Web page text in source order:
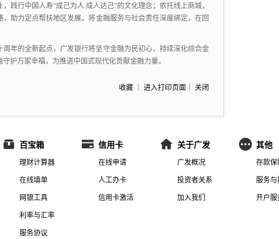
践行中国人寿“成己为人 成人达己”的文化理念； 依托线上商城，
，助力定点帮扶地区发展。将金融服务与社会责任深度绑定， 在回
年的全新起点， 广发银行将坚守金融为民初心， 持续深化综合金
护万家幸福， 为推进中国式现代化贡献金融力量。
收藏 进入打印页面 关闭
百宝箱
理财计算器
在线填单
网银工具
利率与汇率
服务协议
信用卡
在线申请
人工办卡
信用卡激活
关于广发
广发概况
投资者关系
加入我们
其他
存款保
服务与
开户服